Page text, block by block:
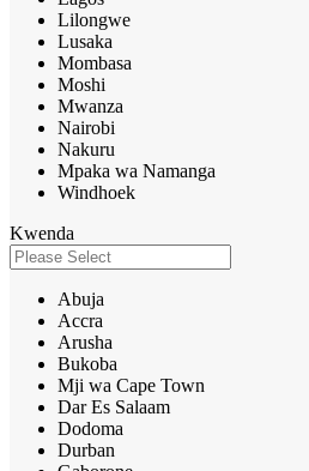
Lilongwe
Lusaka
Mombasa
Moshi
Mwanza
Nairobi
Nakuru
Mpaka wa Namanga
Windhoek
Kwenda
Abuja
Accra
Arusha
Bukoba
Mji wa Cape Town
Dar Es Salaam
Dodoma
Durban